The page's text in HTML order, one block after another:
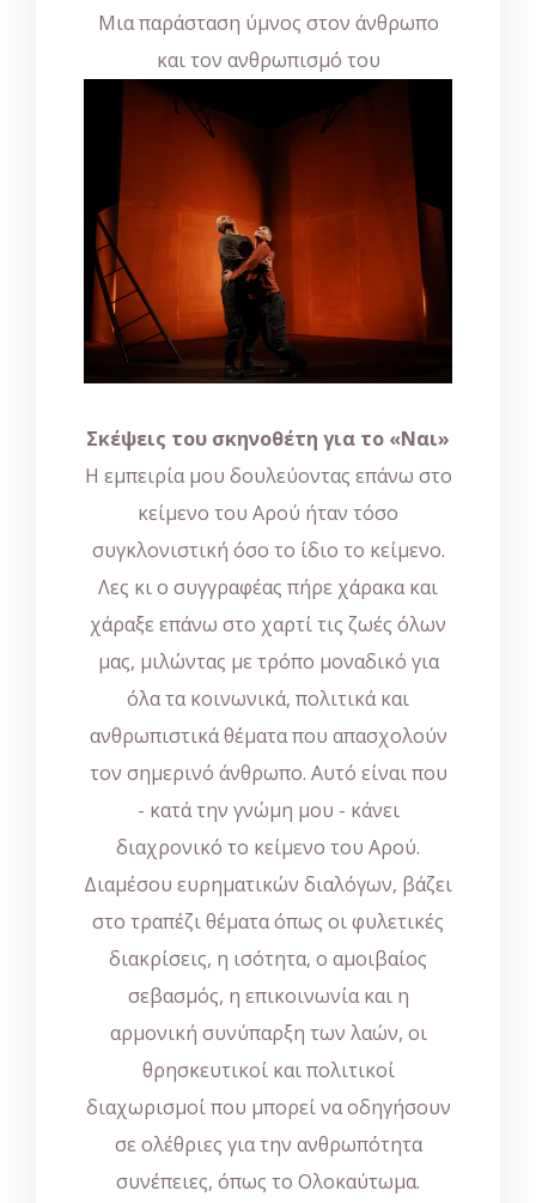
Μια παράσταση ύμνος στον άνθρωπο
και τον ανθρωπισμό του
Σκέψεις του σκηνοθέτη για το «Ναι»
Η εμπειρία μου δουλεύοντας επάνω στο
κείμενο του Αρού ήταν τόσο
συγκλονιστική όσο το ίδιο το κείμενο.
Λες κι ο συγγραφέας πήρε χάρακα και
χάραξε επάνω στο χαρτί τις ζωές όλων
μας, μιλώντας με τρόπο μοναδικό για
όλα τα κοινωνικά, πολιτικά και
ανθρωπιστικά θέματα που απασχολούν
τον σημερινό άνθρωπο. Αυτό είναι που
- κατά την γνώμη μου - κάνει
διαχρονικό το κείμενο του Αρού.
Διαμέσου ευρηματικών διαλόγων, βάζει
στο τραπέζι θέματα όπως οι φυλετικές
διακρίσεις, η ισότητα, ο αμοιβαίος
σεβασμός, η επικοινωνία και η
αρμονική συνύπαρξη των λαών, οι
θρησκευτικοί και πολιτικοί
διαχωρισμοί που μπορεί να οδηγήσουν
σε ολέθριες για την ανθρωπότητα
συνέπειες, όπως το Ολοκαύτωμα.